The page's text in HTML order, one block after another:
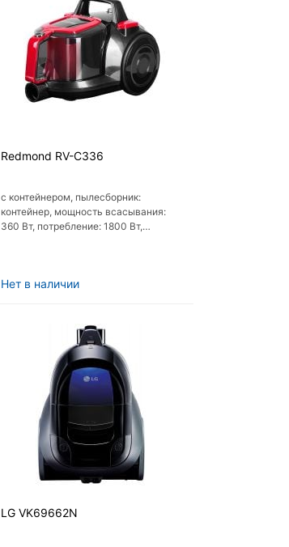
Redmond RV-C336
с контейнером, пылесборник:
контейнер, мощность всасывания:
360 Вт, потребление: 1800 Вт,
Нет в наличии
LG VK69662N